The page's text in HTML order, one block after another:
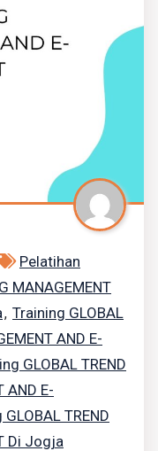
Pelatihan
MANAGEMENT
, Training GLOBAL
AND E-
GLOBAL TREND
AND E-
TREND
Di Jogja